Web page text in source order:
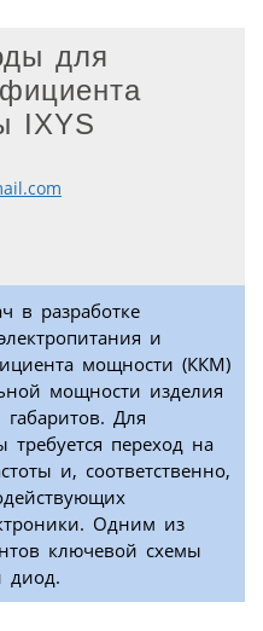
для
IXYS
в разработке
и
мощности (ККМ)
мощности изделия
Для
переход на
и, соответственно,
Одним из
ключевой схемы
диод.